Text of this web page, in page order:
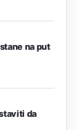
na put
da